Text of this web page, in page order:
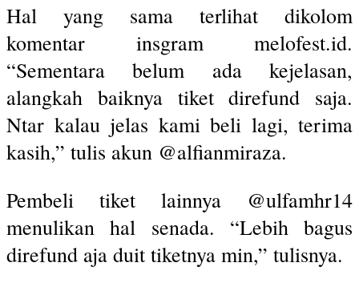
Hal yang sama terlihat dikolom
komentar insgram melofest.id.
“Sementara belum ada kejelasan,
alangkah baiknya tiket direfund saja.
Ntar kalau jelas kami beli lagi, terima
kasih,” tulis akun @alfianmiraza.
Pembeli tiket lainnya @ulfamhr14
menulikan hal senada. “Lebih bagus
direfund aja duit tiketnya min,” tulisnya.